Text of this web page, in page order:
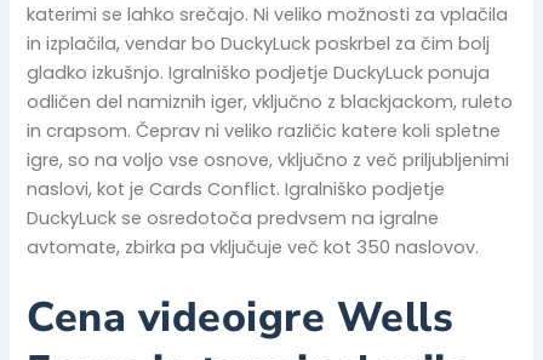
katerimi se lahko srečajo. Ni veliko možnosti za vplačila
in izplačila, vendar bo DuckyLuck poskrbel za čim bolj
gladko izkušnjo. Igralniško podjetje DuckyLuck ponuja
odličen del namiznih iger, vključno z blackjackom, ruleto
in crapsom. Čeprav ni veliko različic katere koli spletne
igre, so na voljo vse osnove, vključno z več priljubljenimi
naslovi, kot je Cards Conflict. Igralniško podjetje
DuckyLuck se osredotoča predvsem na igralne
avtomate, zbirka pa vključuje več kot 350 naslovov.
Cena videoigre Wells